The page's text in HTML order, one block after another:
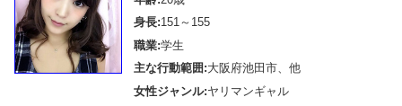
身長:151～155
職業:学生
主な行動範囲:大阪府池田市、他
女性ジャンル:ヤリマンギャル